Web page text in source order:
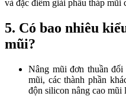
và đặc điểm giải phẫu tháp mũi
5. Có bao nhiêu
mũi?
Nâng mũi đơn thuần
mũi, các thành phần
độn silicon nâng cao mũi